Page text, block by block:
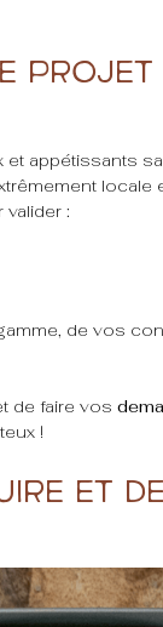
projet
appétissants
valider :
de vos
de faire vos
!
et